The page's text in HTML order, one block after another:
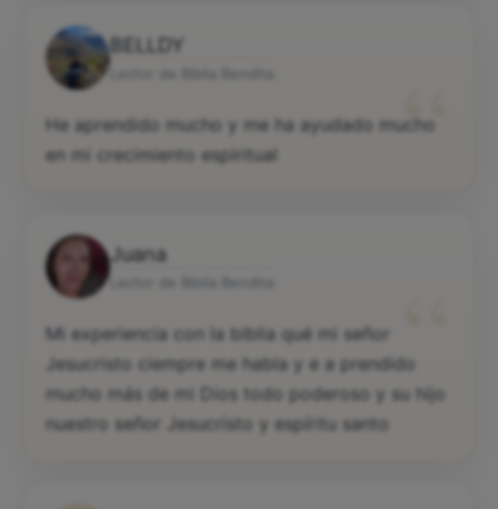
BELLDY
“
He aprendido mucho y me ha ayudado mucho
en mi crecimiento espiritual
Juana
“
Mi experiencia con la biblia qué mi señor
Jesucristo ciempre me habla y e a prendido
mucho más de mi Dios todo poderoso y su hijo
nuestro señor Jesucristo y espíritu santo